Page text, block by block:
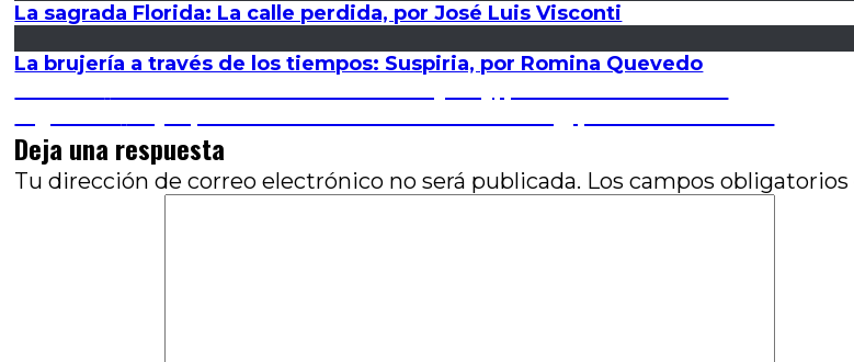
La sagrada Florida: La calle perdida, por José Luis Visconti
La brujería a través de los tiempos: Suspiria, por Romina Quevedo
Navegación
de
entradas
siguiente:
Deja una respuesta
Tu dirección de correo electrónico no será publicada. Los campos